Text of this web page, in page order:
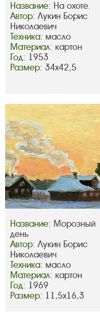
Название: На охоте.
Автор: Лукин Борис
Николаевич
Техника: масло
Материал: картон
Год: 1953
Размер: 34х42,5
Название: Морозный
день
Автор: Лукин Борис
Николаевич
Техника: масло
Материал: картон
Год: 1969
Размер: 11,5х16,3